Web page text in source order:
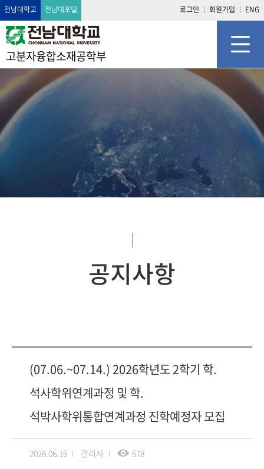
전남대학교 전남대포털 로그인 회원가입 ENG
고분자융합소재공학부
공지사항
(07.06.~07.14.) 2026학년도 2학기 학.
석사학위연계과정 및 학.
석박사학위통합연계과정 진학예정자 모집
2026.06.16 관리자 678